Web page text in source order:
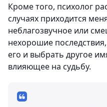
Кроме того, психолог
случаях приходится
неблагозвучное или
нехорошие
его и выбрать другое
влияющее на судьбу.